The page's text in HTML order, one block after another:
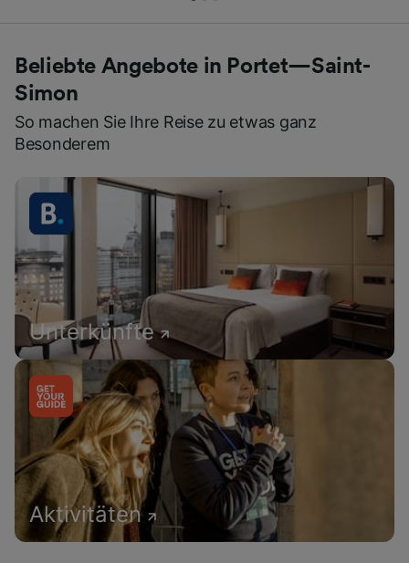
Beliebte Angebote in Portet—Saint-
Simon
So machen Sie Ihre Reise zu etwas ganz
Besonderem
Unterkünfte
Aktivitäten